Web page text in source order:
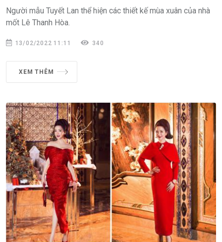
Người mẫu Tuyết Lan thể hiện các thiết kế mùa xuân của nhà
mốt Lê Thanh Hòa.
13/02/2022 11:11 340
XEM THÊM